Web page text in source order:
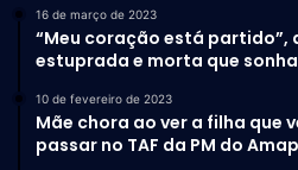
16 de março de 2023
“Meu coração está partido”,
estuprada e morta que
10 de fevereiro de 2023
Mãe chora ao ver a filha que
passar no TAF da PM do